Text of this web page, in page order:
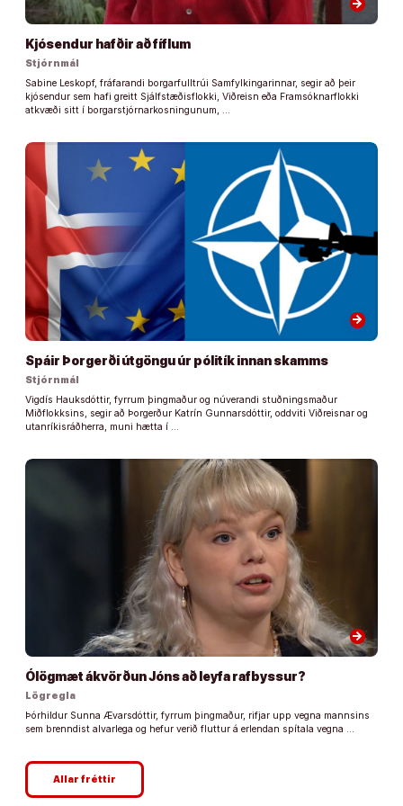
arrow_forward
Kjósendur hafðir að fíflum
Stjórnmál
Sabine Leskopf, fráfarandi borgarfulltrúi Samfylkingarinnar, segir að þeir
kjósendur sem hafi greitt Sjálfstæðisflokki, Viðreisn eða Framsóknarflokki
atkvæði sitt í borgarstjórnarkosningunum, …
arrow_forward
Spáir Þorgerði útgöngu úr pólitík innan skamms
Stjórnmál
Vigdís Hauksdóttir, fyrrum þingmaður og núverandi stuðningsmaður
Miðflokksins, segir að Þorgerður Katrín Gunnarsdóttir, oddviti Viðreisnar og
utanríkisráðherra, muni hætta í …
arrow_forward
Ólögmæt ákvörðun Jóns að leyfa rafbyssur?
Lögregla
Þórhildur Sunna Ævarsdóttir, fyrrum þingmaður, rifjar upp vegna mannsins
sem brenndist alvarlega og hefur verið fluttur á erlendan spítala vegna …
Allar fréttir